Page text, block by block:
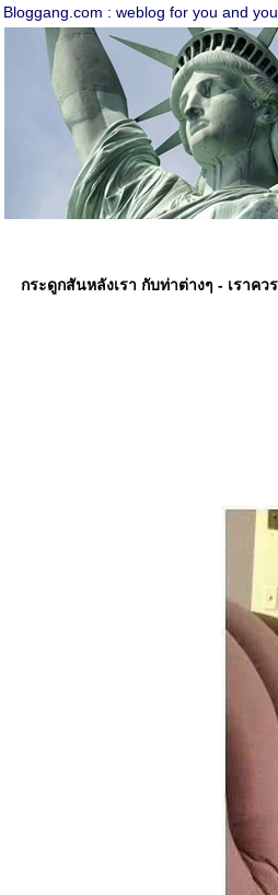
Bloggang.com : weblog for you and
กระดูกสันหลังเรา กับท่าต่างๆ - เราคว